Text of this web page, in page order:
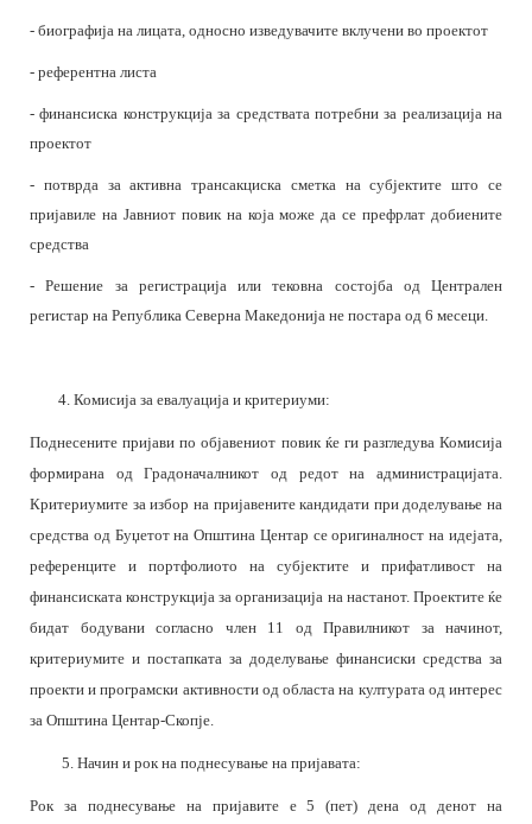
- биографија на лицата, односно изведувачите вклучени во проектот
- референтна листа
- финансиска конструкција за средствата потребни за реализација на
проектот
- потврда за активна трансакциска сметка на субјектите што се
пријавиле на Јавниот повик на која може да се префрлат добиените
средства
- Решение за регистрација или тековна состојба од Централен
регистар на Република Северна Македонија не постара од 6 месеци.
4. Комисија за евалуација и критериуми:
Поднесените пријави по објавениот повик ќе ги разгледува Комисија
формирана од Градоначалникот од редот на администрацијата.
Критериумите за избор на пријавените кандидати при доделување на
средства од Буџетот на Општина Центар се оригиналност на идејата,
референците и портфолиото на субјектите и прифатливост на
финансиската конструкција за организација на настанот. Проектите ќе
бидат бодувани согласно член 11 од Правилникот за начинот,
критериумите и постапката за доделување финансиски средства за
проекти и програмски активности од областа на културата од интерес
за Општина Центар-Скопје.
5. Начин и рок на поднесување на пријавата:
Рок за поднесување на пријавите е 5 (пет) дена од денот на